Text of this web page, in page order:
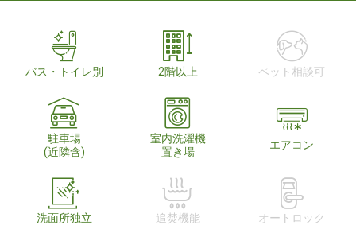
バス・トイレ別 2階以上 ペット相談可
駐車場
(近隣含)
室内洗濯機
置き場
エアコン
洗面所独立 追焚機能 オートロック